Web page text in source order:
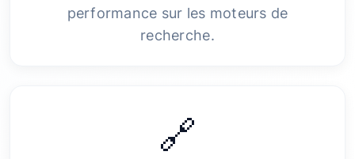
performance sur les moteurs de
recherche.
🔗